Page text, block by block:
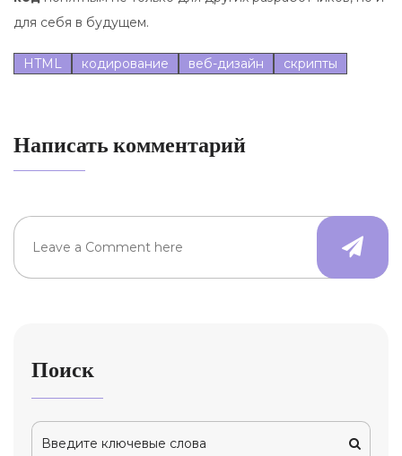
для себя в будущем.
HTML кодирование веб-дизайн скрипты
Написать комментарий
Поиск